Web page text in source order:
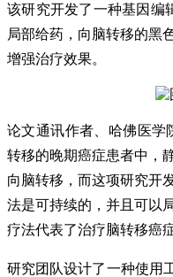
该研究开发了一种基因编
局部给药，向脑转移的黑
增强治疗效果。
论文通讯作者、哈佛医学
转移的晚期癌症患者中，
向脑转移，而这项研究开
法是可持续的，并且可以
疗法代表了治疗脑转移癌
研究团队设计了一种使用